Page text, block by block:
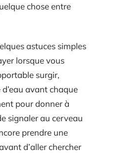
chose entre
astuces simples
lorsque vous
surgir,
avant chaque
pour donner à
signaler au cerveau
prendre une
d’aller chercher